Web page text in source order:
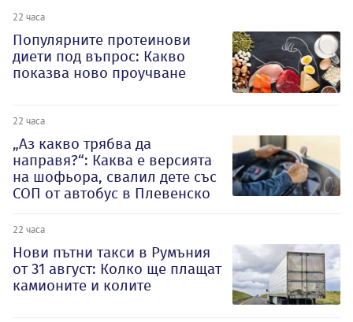
22 часа
Популярните протеинови
диети под въпрос: Какво
показва ново проучване
22 часа
„Аз какво трябва да
направя?“: Каква е версията
на шофьора, свалил дете със
СОП от автобус в Плевенско
22 часа
Нови пътни такси в Румъния
от 31 август: Колко ще плащат
камионите и колите